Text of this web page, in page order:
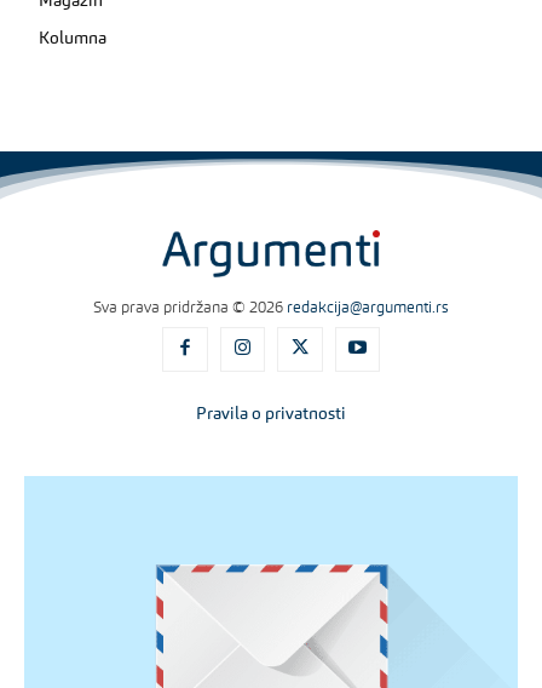
Kolumna
Sva prava pridržana © 2026 redakcija@argumenti.rs
Pravila o privatnosti